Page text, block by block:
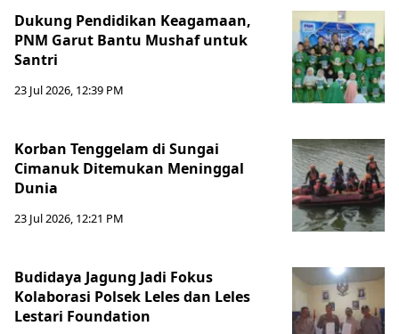
Dukung Pendidikan Keagamaan,
PNM Garut Bantu Mushaf untuk
Santri
23 Jul 2026, 12:39 PM
Korban Tenggelam di Sungai
Cimanuk Ditemukan Meninggal
Dunia
23 Jul 2026, 12:21 PM
Budidaya Jagung Jadi Fokus
Kolaborasi Polsek Leles dan Leles
Lestari Foundation